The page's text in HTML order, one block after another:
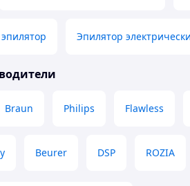
Эпилятор
Braun Philips Flawless
Beurer DSP ROZIA